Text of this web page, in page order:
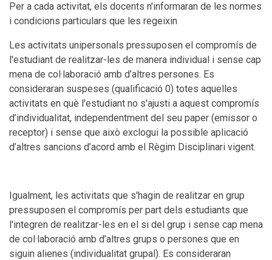
Per a cada activitat, els docents n'informaran de les normes
i condicions particulars que les regeixin
Les activitats unipersonals pressuposen el compromís de
l'estudiant de realitzar-les de manera individual i sense cap
mena de col·laboració amb d’altres persones. Es
consideraran suspeses (qualificació 0) totes aquelles
activitats en què l'estudiant no s'ajusti a aquest compromís
d’individualitat, independentment del seu paper (emissor o
receptor) i sense que això exclogui la possible aplicació
d’altres sancions d’acord amb el Règim Disciplinari vigent.
Igualment, les activitats que s'hagin de realitzar en grup
pressuposen el compromís per part dels estudiants que
l'integren de realitzar-les en el si del grup i sense cap mena
de col·laboració amb d’altres grups o persones que en
siguin alienes (individualitat grupal). Es consideraran